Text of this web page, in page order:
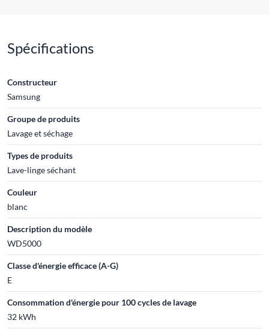
Spécifications
Constructeur
Samsung
Groupe de produits
Lavage et séchage
Types de produits
Lave-linge séchant
Couleur
blanc
Description du modèle
WD5000
Classe d'énergie efficace (A-G)
E
Consommation d'énergie pour 100 cycles de lavage
32 kWh